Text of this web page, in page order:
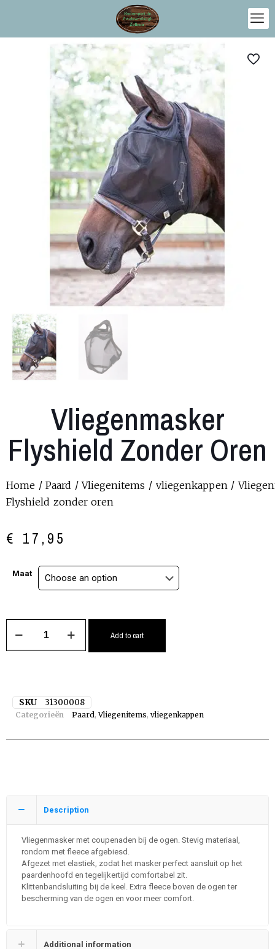
Vliegenmasker
Flyshield Zonder Oren
Home /Paard /Vliegenitems / vliegenkappen/
Flyshield zonder oren
€ 17,95
Maat
Add to cart
SKU 31300008
Categorieën Paard,Vliegenitems, vliegenkappen
Description
Vliegenmasker met coupenaden bij de ogen. Stevig materiaal,
rondom met fleece afgebiesd.
Afgezet met elastiek, zodat het masker perfect aansluit op het
paardenhoofd en tegelijkertijd comfortabel zit.
Klittenbandsluiting bij de keel. Extra fleece boven de ogen ter
bescherming van de ogen en voor meer comfort.
Additional information